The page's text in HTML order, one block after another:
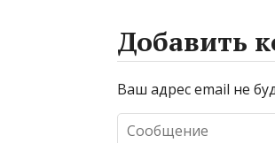
Добавить
Ваш адрес email не